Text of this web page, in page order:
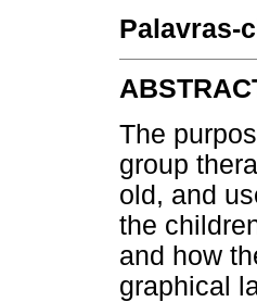
Palavras-
The
group
old, and
the
and how
graphical